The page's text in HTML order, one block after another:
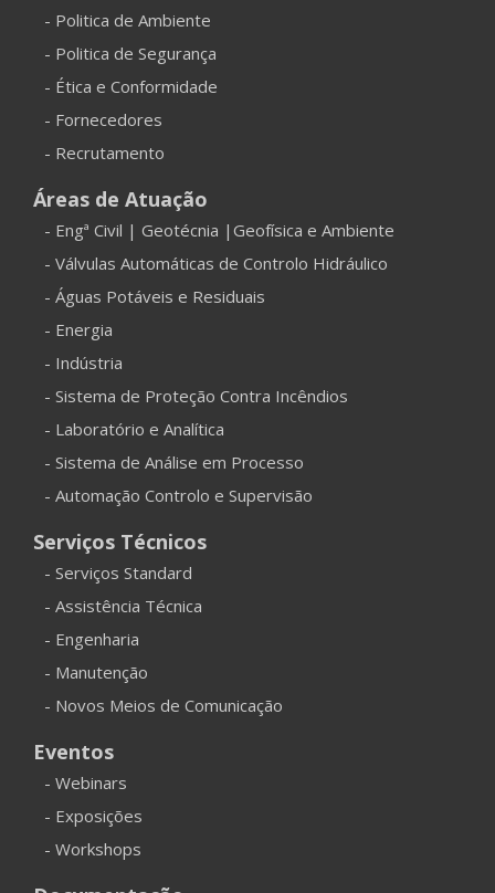
- Politica de Ambiente
- Politica de Segurança
- Ética e Conformidade
- Fornecedores
- Recrutamento
Áreas de Atuação
- Engª Civil | Geotécnia |Geofísica e Ambiente
- Válvulas Automáticas de Controlo Hidráulico
- Águas Potáveis e Residuais
- Energia
- Indústria
- Sistema de Proteção Contra Incêndios
- Laboratório e Analítica
- Sistema de Análise em Processo
- Automação Controlo e Supervisão
Serviços Técnicos
- Serviços Standard
- Assistência Técnica
- Engenharia
- Manutenção
- Novos Meios de Comunicação
Eventos
- Webinars
- Exposições
- Workshops